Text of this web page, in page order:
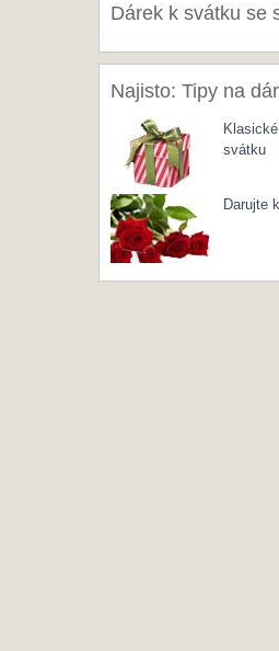
Dárek k svátku se
Najisto: Tipy na
svátku
Darujte